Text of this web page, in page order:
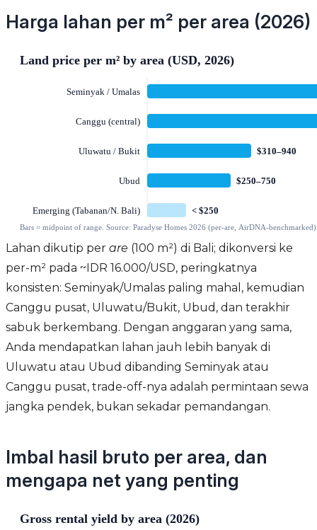
Harga lahan per m² per area (2026)
Lahan dikutip per are (100 m²) di Bali; dikonversi ke
per-m² pada ~IDR 16.000/USD, peringkatnya
konsisten: Seminyak/Umalas paling mahal, kemudian
Canggu pusat, Uluwatu/Bukit, Ubud, dan terakhir
sabuk berkembang. Dengan anggaran yang sama,
Anda mendapatkan lahan jauh lebih banyak di
Uluwatu atau Ubud dibanding Seminyak atau
Canggu pusat, trade-off-nya adalah permintaan sewa
jangka pendek, bukan sekadar pemandangan.
Imbal hasil bruto per area, dan
mengapa net yang penting